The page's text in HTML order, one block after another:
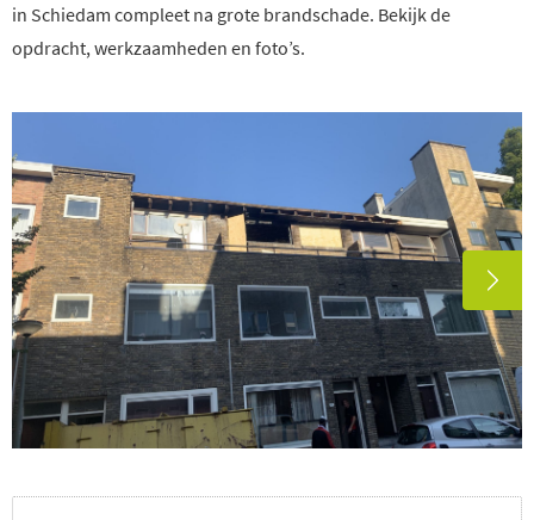
in Schiedam compleet na grote brandschade. Bekijk de
opdracht, werkzaamheden en foto’s.